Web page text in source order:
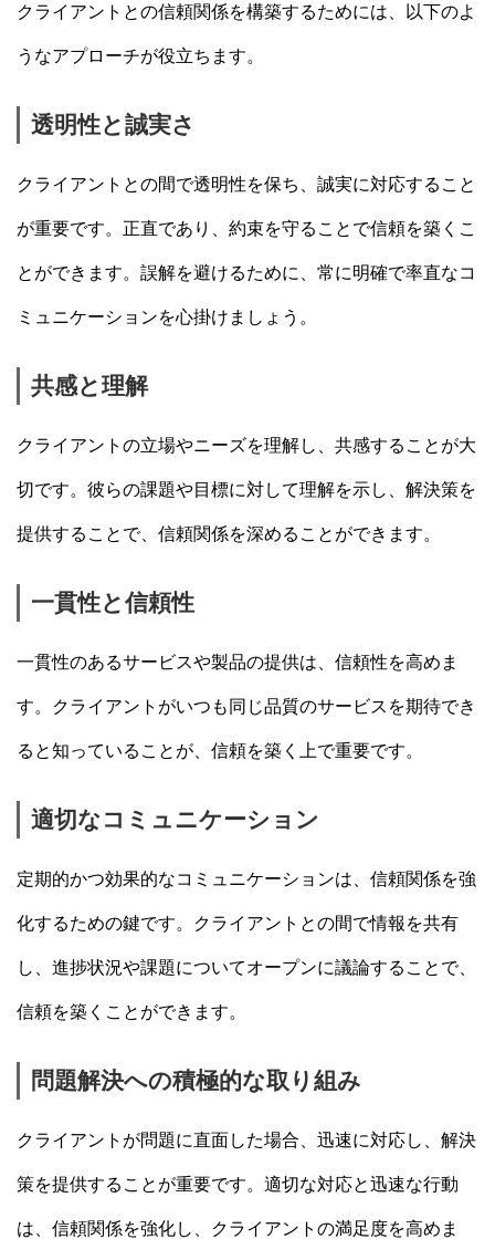
クライアントとの信頼関係を構築するためには、以下のよ
うなアプローチが役立ちます。
透明性と誠実さ
クライアントとの間で透明性を保ち、誠実に対応すること
が重要です。正直であり、約束を守ることで信頼を築くこ
とができます。誤解を避けるために、常に明確で率直なコ
ミュニケーションを心掛けましょう。
共感と理解
クライアントの立場やニーズを理解し、共感することが大
切です。彼らの課題や目標に対して理解を示し、解決策を
提供することで、信頼関係を深めることができます。
一貫性と信頼性
一貫性のあるサービスや製品の提供は、信頼性を高めま
す。クライアントがいつも同じ品質のサービスを期待でき
ると知っていることが、信頼を築く上で重要です。
適切なコミュニケーション
定期的かつ効果的なコミュニケーションは、信頼関係を強
化するための鍵です。クライアントとの間で情報を共有
し、進捗状況や課題についてオープンに議論することで、
信頼を築くことができます。
問題解決への積極的な取り組み
クライアントが問題に直面した場合、迅速に対応し、解決
策を提供することが重要です。適切な対応と迅速な行動
は、信頼関係を強化し、クライアントの満足度を高めま